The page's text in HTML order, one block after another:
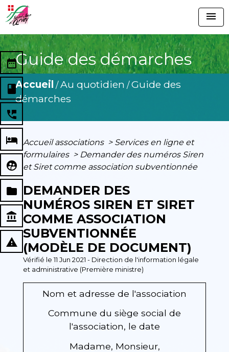
menu
Guide des démarches
Accueil /Au quotidien /Guide des
démarches
date_range
book
perm_phone_msg
local_hotel
supervised_user_circle
folder
account_balance
report_problem
Accueil associations > Services en ligne et
formulaires > Demander des numéros Siren
et Siret comme association subventionnée
DEMANDER DES
NUMÉROS SIREN ET SIRET
COMME ASSOCIATION
SUBVENTIONNÉE
(MODÈLE DE DOCUMENT)
Vérifié le 11 Jun 2021 - Direction de l'information légale
et administrative (Première ministre)
Nom et adresse de l'association
Commune du siège social de
l'association, le date
Madame, Monsieur,